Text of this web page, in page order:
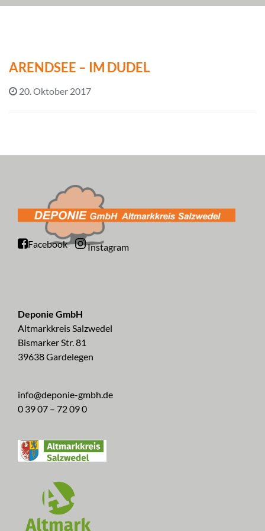
ARENDSEE – IM DUDEL
20. Oktober 2017
Facebook Instagram
Deponie GmbH
Altmarkkreis Salzwedel
Bismarker Str. 81
39638 Gardelegen
info@deponie-gmbh.de
0 39 07 – 72 09 0